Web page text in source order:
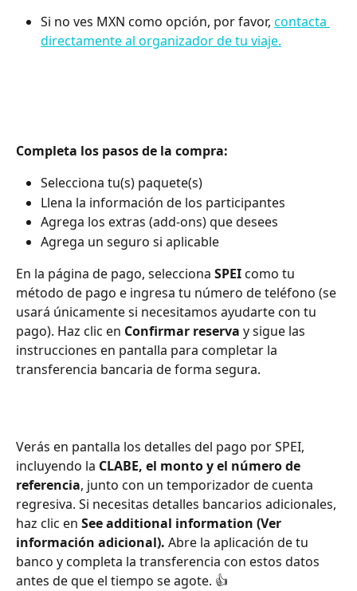
Si no ves MXN como opción, por favor, contacta
directamente al organizador de tu viaje.
Completa los pasos de la compra:
Selecciona tu(s) paquete(s)
Llena la información de los participantes
Agrega los extras (add-ons) que desees
Agrega un seguro si aplicable
En la página de pago, selecciona SPEI como tu
método de pago e ingresa tu número de teléfono (se
usará únicamente si necesitamos ayudarte con tu
pago). Haz clic en Confirmar reserva y sigue las
instrucciones en pantalla para completar la
transferencia bancaria de forma segura.
Verás en pantalla los detalles del pago por SPEI,
incluyendo la CLABE, el monto y el número de
referencia, junto con un temporizador de cuenta
regresiva. Si necesitas detalles bancarios adicionales,
haz clic en See additional information (Ver
información adicional). Abre la aplicación de tu
banco y completa la transferencia con estos datos
antes de que el tiempo se agote. 👍